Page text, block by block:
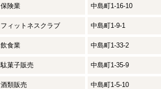
保険業 中島町1-16-10
フィットネスクラブ 中島町1-9-1
飲食業 中島町1-33-2
駄菓子販売 中島町1-35-9
酒類販売 中島町1-5-10